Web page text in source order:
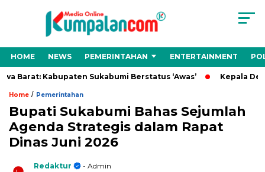
HOME NEWS PEMERINTAHAN ENTERTAINMENT
Kabupaten Sukabumi Berstatus ‘Awas’ Kepala Desa
Home / Pemerintahan
Bupati Sukabumi Bahas Sejumlah
Agenda Strategis dalam Rapat
Dinas Juni 2026
Redaktur
- Admin